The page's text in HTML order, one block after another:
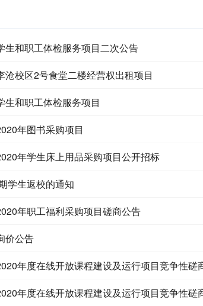
生和职工体检服务项目二次公告
沧校区2号食堂二楼经营权出租项目
生和职工体检服务项目
年图书采购项目
年学生床上用品采购项目公开招标
学生返校的通知
年职工福利采购项目磋商公告
价公告
年度在线开放课程建设及运行项目竞争性磋
年度在线开放课程建设及运行项目竞争性磋